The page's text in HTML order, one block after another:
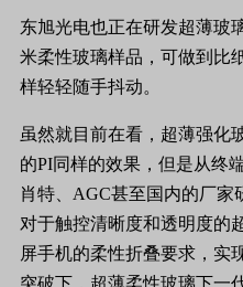
东旭光电也正在研发超薄玻
米柔性玻璃样品，可做到比
样轻轻随手抖动。
虽然就目前在看，超薄强化
的PI同样的效果，但是从终
肖特、AGC甚至国内的厂家
对于触控清晰度和透明度的
屏手机的柔性折叠要求，实
突破下，超薄柔性玻璃下一